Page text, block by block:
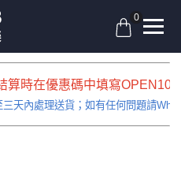
0
算時在優惠碼中填寫OPEN10
天內處理送貨；如有任何問題請